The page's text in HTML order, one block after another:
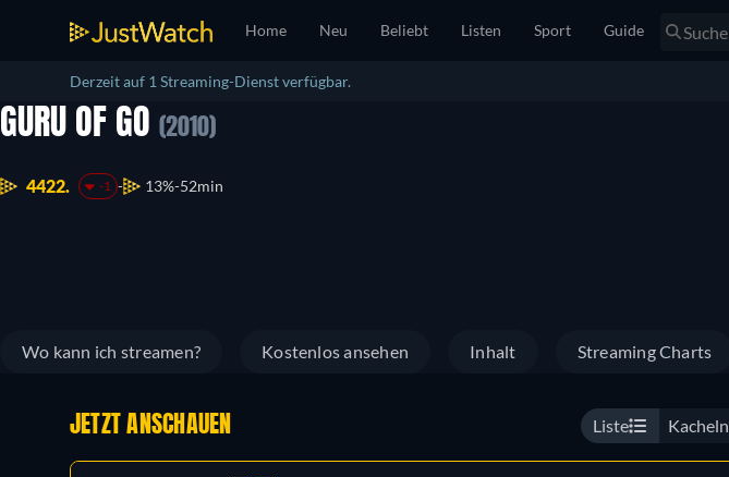
Home Neu Beliebt Listen Sport Guide
Derzeit auf 1 Streaming-Dienst verfügbar.
GURU OF GO (2010)
4422. -1 13% 52min
Wo kann ich streamen? Kostenlos ansehen Inhalt Streaming Charts
JETZT ANSCHAUEN Liste Kacheln